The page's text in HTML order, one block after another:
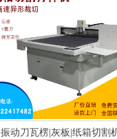
振动刀瓦楞|灰板|纸箱切割